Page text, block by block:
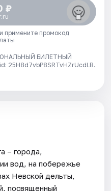
₽
примените промокод
БИЛЕТНЫЙ
25H8d7vbP8SRTvHZrUcdLB.
– города,
вод, на побережье
Невской дельты,
посвященный